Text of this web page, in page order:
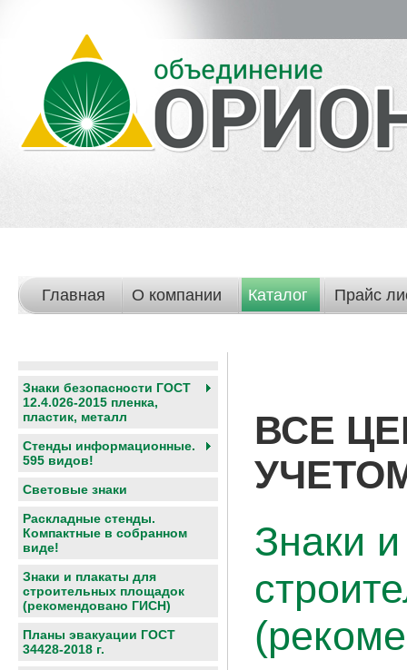
Главная О компании Каталог Прайс
Знаки безопасности ГОСТ
12.4.026-2015 пленка,
пластик, металл
Стенды информационные.
595 видов!
Световые знаки
Раскладные стенды.
Компактные в собранном
виде!
Знаки и плакаты для
строительных площадок
(рекомендовано ГИСН)
Планы эвакуации ГОСТ
34428-2018 г.
ВСЕ
Знаки